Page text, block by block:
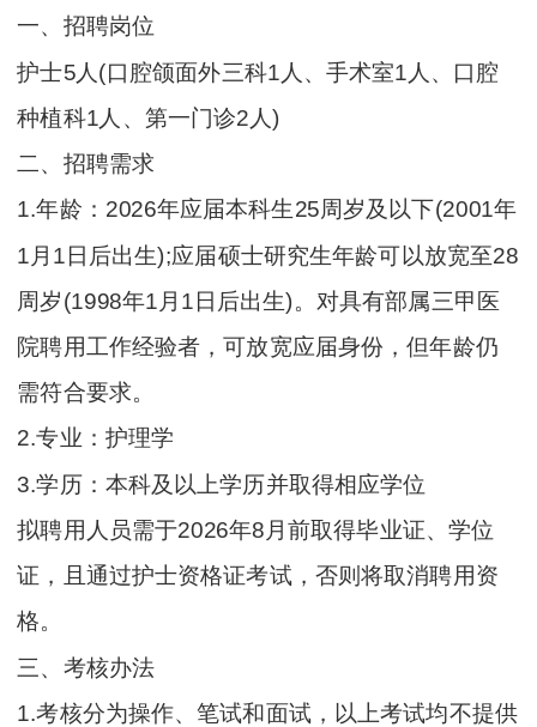
一、招聘岗位
护士5人(口腔颌面外三科1人、手术室1人、口腔
种植科1人、第一门诊2人)
二、招聘需求
1.年龄：2026年应届本科生25周岁及以下(2001年
1月1日后出生);应届硕士研究生年龄可以放宽至28
周岁(1998年1月1日后出生)。对具有部属三甲医
院聘用工作经验者，可放宽应届身份，但年龄仍
需符合要求。
2.专业：护理学
3.学历：本科及以上学历并取得相应学位
拟聘用人员需于2026年8月前取得毕业证、学位
证，且通过护士资格证考试，否则将取消聘用资
格。
三、考核办法
1.考核分为操作、笔试和面试，以上考试均不提供